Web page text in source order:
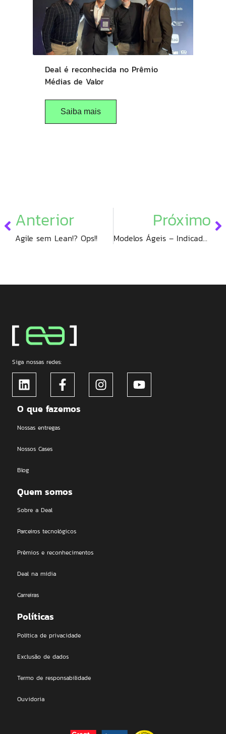
Deal é reconhecida no Prêmio
Médias de Valor
Saiba mais
Anterior
Agile sem Lean!? Ops!!
Próximo
Modelos Ágeis – Indicadores de Projeto ou Indicadores de Negócio?
Siga nossas redes:
O que fazemos
Nossas entregas
Nossos Cases
Blog
Quem somos
Sobre a Deal
Parceiros tecnológicos
Prêmios e reconhecimentos
Deal na mídia
Carreiras
Políticas
Política de privacidade
Exclusão de dados
Termo de responsabilidade
Ouvidoria